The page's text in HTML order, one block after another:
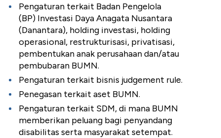
Pengaturan terkait Badan Pengelola
(BP) Investasi Daya Anagata Nusantara
(Danantara), holding investasi, holding
operasional, restrukturisasi, privatisasi,
pembentukan anak perusahaan dan/atau
pembubaran BUMN.
Pengaturan terkait bisnis judgement rule.
Penegasan terkait aset BUMN.
Pengaturan terkait SDM, di mana BUMN
memberikan peluang bagi penyandang
disabilitas serta masyarakat setempat.